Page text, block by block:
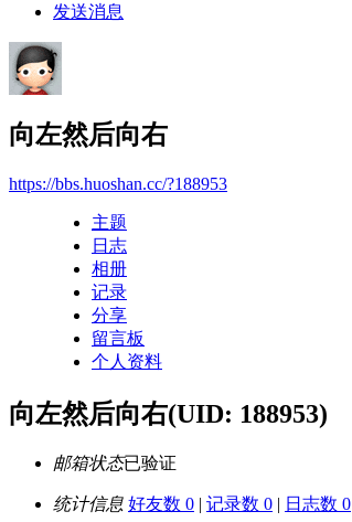
发送消息
向左然后向右
https://bbs.huoshan.cc/?188953
主题
日志
相册
记录
分享
留言板
个人资料
向左然后向右(UID: 188953)
邮箱状态已验证
统计信息 好友数 0 | 记录数 0 | 日志数 0